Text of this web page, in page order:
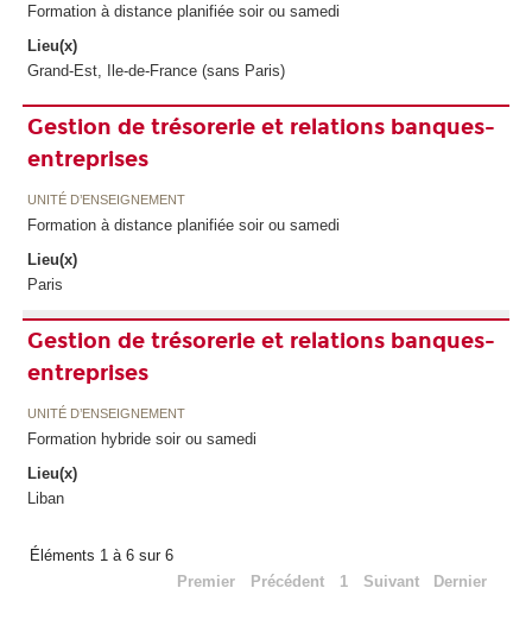
Formation à distance planifiée soir ou samedi
Lieu(x)
Grand-Est, Ile-de-France (sans Paris)
Gestion de trésorerie et relations banques-
entreprises
UNITÉ D’ENSEIGNEMENT
Formation à distance planifiée soir ou samedi
Lieu(x)
Paris
Gestion de trésorerie et relations banques-
entreprises
UNITÉ D’ENSEIGNEMENT
Formation hybride soir ou samedi
Lieu(x)
Liban
Éléments 1 à 6 sur 6
Premier
Précédent 1 Suivant Dernier